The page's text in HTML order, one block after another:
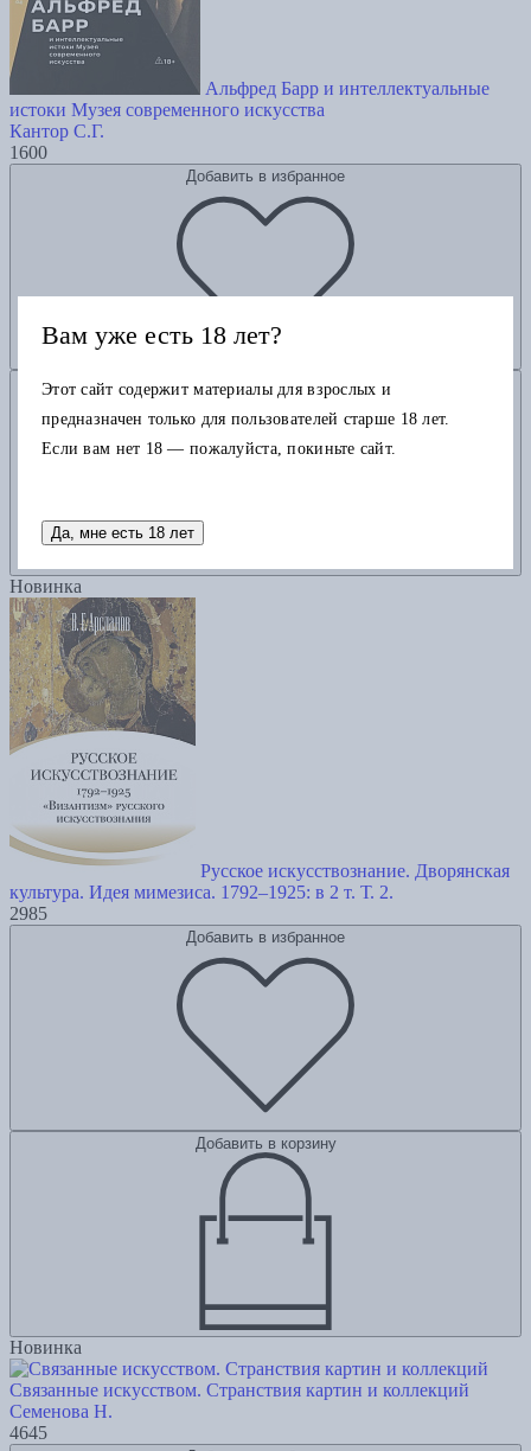
Альфред Барр и интеллектуальные
истоки Музея современного искусства
Кантор С.Г.
1600
Добавить в избранное
Добавить в корзину
Новинка
Русское искусствознание. Дворянская
культура. Идея мимезиса. 1792–1925: в 2 т. Т. 2.
2985
Добавить в избранное
Добавить в корзину
Новинка
Связанные искусством. Странствия картин и коллекций
Семенова Н.
4645
Вам уже есть 18 лет?
Этот сайт содержит материалы для взрослых и
предназначен только для пользователей старше 18 лет.
Если вам нет 18 — пожалуйста, покиньте сайт.
Да, мне есть 18 лет